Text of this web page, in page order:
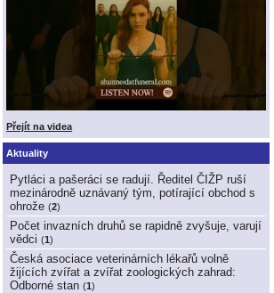
Přejít na videa
Aktuality
Pytláci a pašeráci se radují. Ředitel ČIŽP ruší
mezinárodně uznávaný tým, potírající obchod s
ohrože (2)
Počet invazních druhů se rapidně zvyšuje, varují
vědci (1)
Česká asociace veterinárních lékařů volně
žijících zvířat a zvířat zoologických zahrad:
Odborné stan (1)